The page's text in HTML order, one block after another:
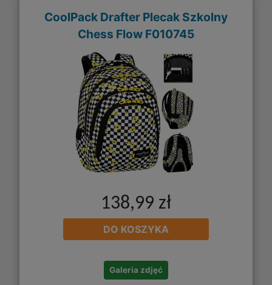
CoolPack Drafter Plecak Szkolny
Chess Flow F010745
138,99 zł
DO KOSZYKA
Galeria zdjęć